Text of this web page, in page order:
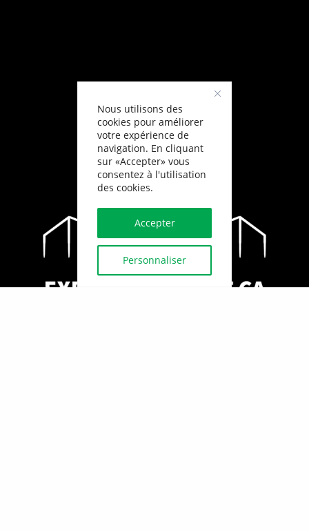
Nous utilisons des
cookies pour améliorer
votre expérience de
navigation. En cliquant
sur «Accepter» vous
consentez à l'utilisation
des cookies.
Personnaliser
Accepter